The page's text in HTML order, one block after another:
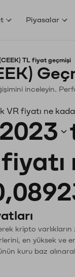
Piyasalar
TL fiyat geçmişi
inceleyin.
VR fiyatı ne
2023
fiyatı
kripto
en yüksek ve
kuru baz